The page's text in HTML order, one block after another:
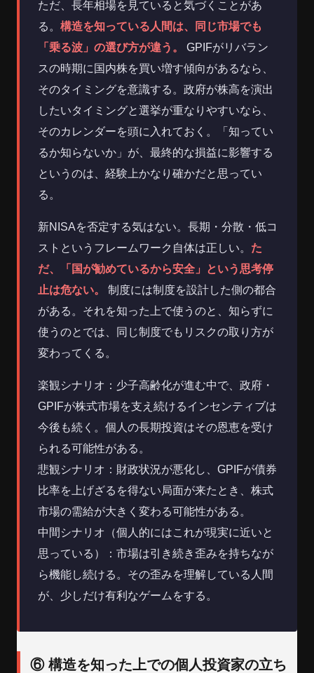
ただ、長年相場を見ていると気づくことがあ
る。 構造を知っている人間は、同じ市場でも
「乗る波」の選び方が違う。
GPIFがリバラン
スの時期に国内株を買い増す傾向があるなら、
そのタイミングを意識する。政府が株高を演出
したいタイミングと選挙が重なりやすいなら、
そのカレンダーを頭に入れておく。「知ってい
るか知らないか」が、最終的な損益に影響する
というのは、経験上かなり確かだと思ってい
る。
新NISAを否定する気はない。長期・分散・低コ
ストというフレームワーク自体は正しい。 た
だ、「国が勧めているから安全」という思考停
止は危ない。
制度には制度を設計した側の都合
がある。それを知った上で使うのと、知らずに
使うのとでは、同じ制度でもリスクの取り方が
変わってくる。
楽観シナリオ：少子高齢化が進む中で、政府・
GPIFが株式市場を支え続けるインセンティブは
今後も続く。個人の長期投資はその恩恵を受け
られる可能性がある。
悲観シナリオ：財政状況が悪化し、GPIFが債券
比率を上げざるを得ない局面が来たとき、株式
市場の需給が大きく変わる可能性がある。
中間シナリオ（個人的にはこれが現実に近いと
思っている）：市場は引き続き歪みを持ちなが
ら機能し続ける。その歪みを理解している人間
が、少しだけ有利なゲームをする。
⑥ 構造を知った上での個人投資家の立ち